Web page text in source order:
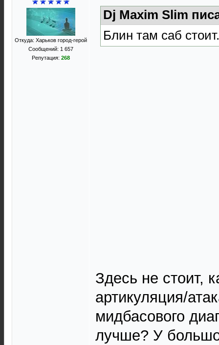
Откуда: Харьков город-герой
Сообщений: 1 657
Репутация: 268
Dj Maxim Slim
Блин там саб стоит.
Здесь не стоит,
артикуляция/
мидбасового
лучше? У